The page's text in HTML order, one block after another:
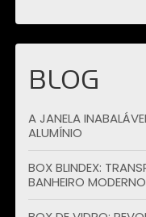
BLOG
A JANELA INABALÁVEL: ELEGÂNCIA ESTÁTICA EM
ALUMÍNIO
BOX BLINDEX: TRANSPARÊNCIA E ELEGÂNCIA NO
BANHEIRO MODERNO